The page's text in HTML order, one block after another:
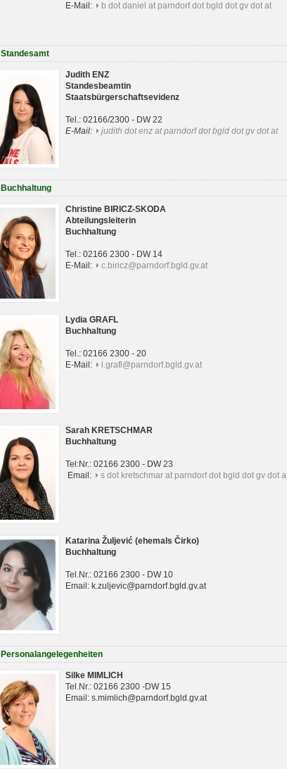
E-Mail:
b dot daniel at parndorf dot bgld dot gv dot at
Standesamt
Judith ENZ
Standesbeamtin
Staatsbürgerschaftsevidenz
Tel.: 02166/2300 - DW 22
E-Mail:
judith dot enz at parndorf dot bgld dot gv dot at
Buchhaltung
Christine BIRICZ-SKODA
Abteilungsleiterin
Buchhaltung
Tel.: 02166 2300 - DW 14
E-Mail:
c.biricz@parndorf.bgld.gv.at
Lydia GRAFL
Buchhaltung
Tel.: 02166 2300 - 20
E-Mail:
l.grafl@parndorf.bgld.gv.at
Sarah KRETSCHMAR
Buchhaltung
Tel:Nr.: 02166 2300 - DW 23
Email:
s dot kretschmar at parndorf dot bgld dot gv dot
Katarina Žuljević (ehemals Čirko)
Buchhaltung
Tel.Nr.: 02166 2300 - DW 10
Email: k.zuljevic@parndorf.bgld.gv.at
Personalangelegenheiten
Silke MIMLICH
Tel.Nr.: 02166 2300 -DW 15
Email: s.mimlich@parndorf.bgld.gv.at